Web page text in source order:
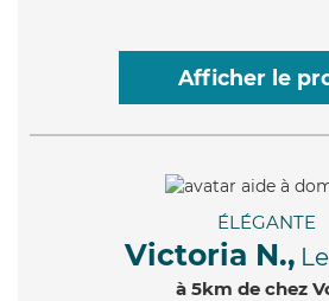
Afficher le
ÉLÉGANTE
Victoria N.,
à 5km de chez